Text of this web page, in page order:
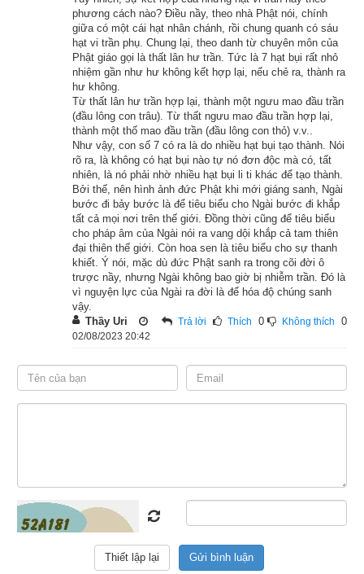
trai khoẻ mạnh.
Đức Phật vừa nói như thế xong, quả nhiên công chúa bình an
sinh hạ được một cậu con trai mạnh khoẻ. Chồng bà trở về
nhà, thấy con trai mới sinh, nói rằng thật là không thể nghĩ
bàn! Ông cảm thấy uy thần của Như Lai thật là hy hữu, không
sao nói hết!
Công chúa Tu Ba Bà Sa sinh xong, muốn cúng dường đức
Phật và chư đệ tử của Ngài trong suốt 7 ngày, nên lại nhờ
chồng đi thỉnh mời Thế Tôn.
Lúc ấy đức Phật cùng chư đệ tử đang ở nhà một vị đồ đệ của
tôn giả Đại Mục-kiền-liên thọ cúng. Muốn cho Tu Ba Bà Sa
được cơ hội cúng dường, nên Thế Tôn sai người đến nhà tôn
giả, nói với tôn giả hãy nhận lời mời, rồi cùng chư tỳ-kheo đến
nhà bà Tu Ba Bà Sa thọ cúng trong suốt 7 ngày. Đến ngày thứ
và đem con ra lễ bái đức Phật và chư tỳ-kheo. Đảnh lễ xong,
– Bạch tôn sư! Con làm sao khoẻ được? Con ở trong chậu
máu suốt bảy năm trời kia mà!
Rồi cậu tiếp tục đàm luận như thế với tôn giả Xá-lợi-phất. Tu
Ba Bà Sa nghe cậu nói chuyện, trong lòng hớn hở nghĩ rằng:
phương cách nào? Điều nầy, theo nhà Phật nói, chính
giữa có một cái hạt nhân chánh, rồi chung quanh có sáu
hạt vi trần phụ. Chung lại, theo danh từ chuyên môn của
Phật giáo gọi là thất lân hư trần. Tức là 7 hạt bụi rất nhỏ
nhiệm gần như hư không kết hợp lại, nếu chẻ ra, thành ra
hư không.
Từ thất lân hư trần hợp lại, thành một ngưu mao đầu trần
(đầu lông con trâu). Từ thất ngưu mao đầu trần hợp lại,
thành một thố mao đầu trần (đầu lông con thỏ) v.v..
Như vậy, con số 7 có ra là do nhiều hạt bụi tạo thành. Nói
rõ ra, là không có hạt bụi nào tự nó đơn độc mà có, tất
nhiên, là nó phải nhờ nhiều hạt bụi li ti khác để tạo thành.
Bởi thế, nên hình ảnh đức Phật khi mới giáng sanh, Ngài
bước đi bảy bước là để tiêu biểu cho Ngài bước đi khắp
tất cả mọi nơi trên thế giới. Đồng thời cũng để tiêu biểu
cho pháp âm của Ngài nói ra vang dội khắp cả tam thiên
đại thiên thế giới. Còn hoa sen là tiêu biểu cho sự thanh
khiết. Ý nói, mặc dù đức Phật sanh ra trong cõi đời ô
trược nầy, nhưng Ngài không bao giờ bị nhiễm trần. Đó là
vì nguyện lực của Ngài ra đời là để hóa độ chúng sanh
vậy.
Thầy Uri
Trả lời Thích 0 Không thích 0
02/08/2023 20:42